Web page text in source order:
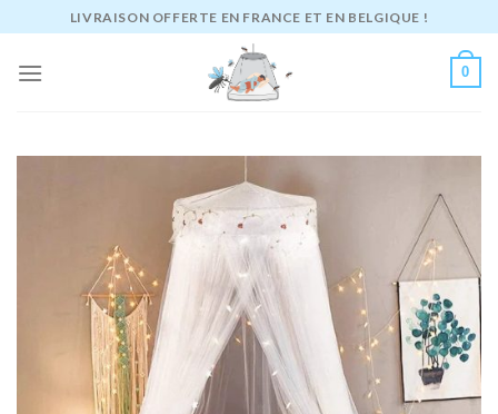
au
contenu
LIVRAISON OFFERTE EN FRANCE ET EN BELGIQUE !
0